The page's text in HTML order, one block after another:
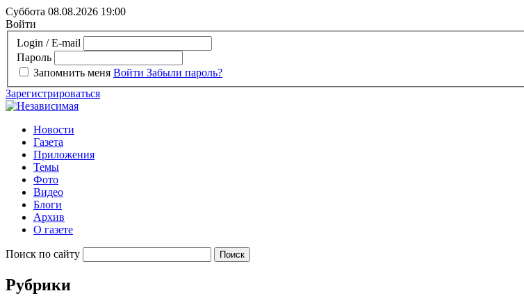
Суббота 08.08.2026 19:00
Войти
Login / E-mail
Пароль
Запомнить меня Войти Забыли пароль?
Зарегистрироваться
Новости
Газета
Приложения
Темы
Фото
Видео
Блоги
Архив
О газете
Поиск по сайту
Рубрики